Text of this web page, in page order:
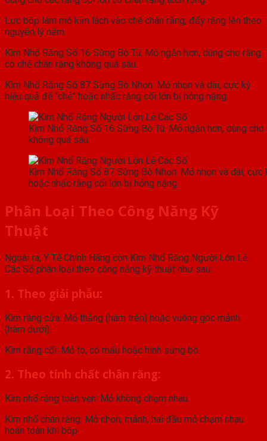
Lực bóp làm mỏ kìm lách vào chẽ chân răng, đẩy răng lên theo
nguyên lý nêm.
Kìm Nhổ Răng Số 16 Sừng Bò Tù: Mỏ ngắn hơn, dùng cho răng
có chẽ chân răng không quá sâu.
Kìm Nhổ Răng Số 87 Sừng Bò Nhọn: Mỏ nhọn và dài, cực kỳ
hiệu quả để “chẻ” hoặc nhấc răng cối lớn bị hỏng nặng.
Kìm Nhổ Răng Số 16 Sừng Bò Tù: Mỏ ngắn hơn, dùng
không quá sâu.
Kìm Nhổ Răng Số 87 Sừng Bò Nhọn: Mỏ nhọn và dài, cực
hoặc nhấc răng cối lớn bị hỏng nặng.
Phân Loại Theo Công Năng Kỹ
Thuật
Ngoài ra, Y Tế Chính Hãng còn Kìm Nhổ Răng Người Lớn Lẻ
Các Số phân loại theo công năng kỹ thuật như sau:
1. Theo giải phẫu:
Kìm răng cửa: Mỏ thẳng (hàm trên) hoặc vuông góc mảnh
(hàm dưới).
Kìm răng cối: Mỏ to, có mấu hoặc hình sừng bò.
2. Theo tính chất chân răng:
Kìm nhổ răng toàn vẹn: Mỏ không chạm nhau.
Kìm nhổ chân răng: Mỏ nhọn, mảnh, hai đầu mỏ chạm nhau
hoàn toàn khi bóp.